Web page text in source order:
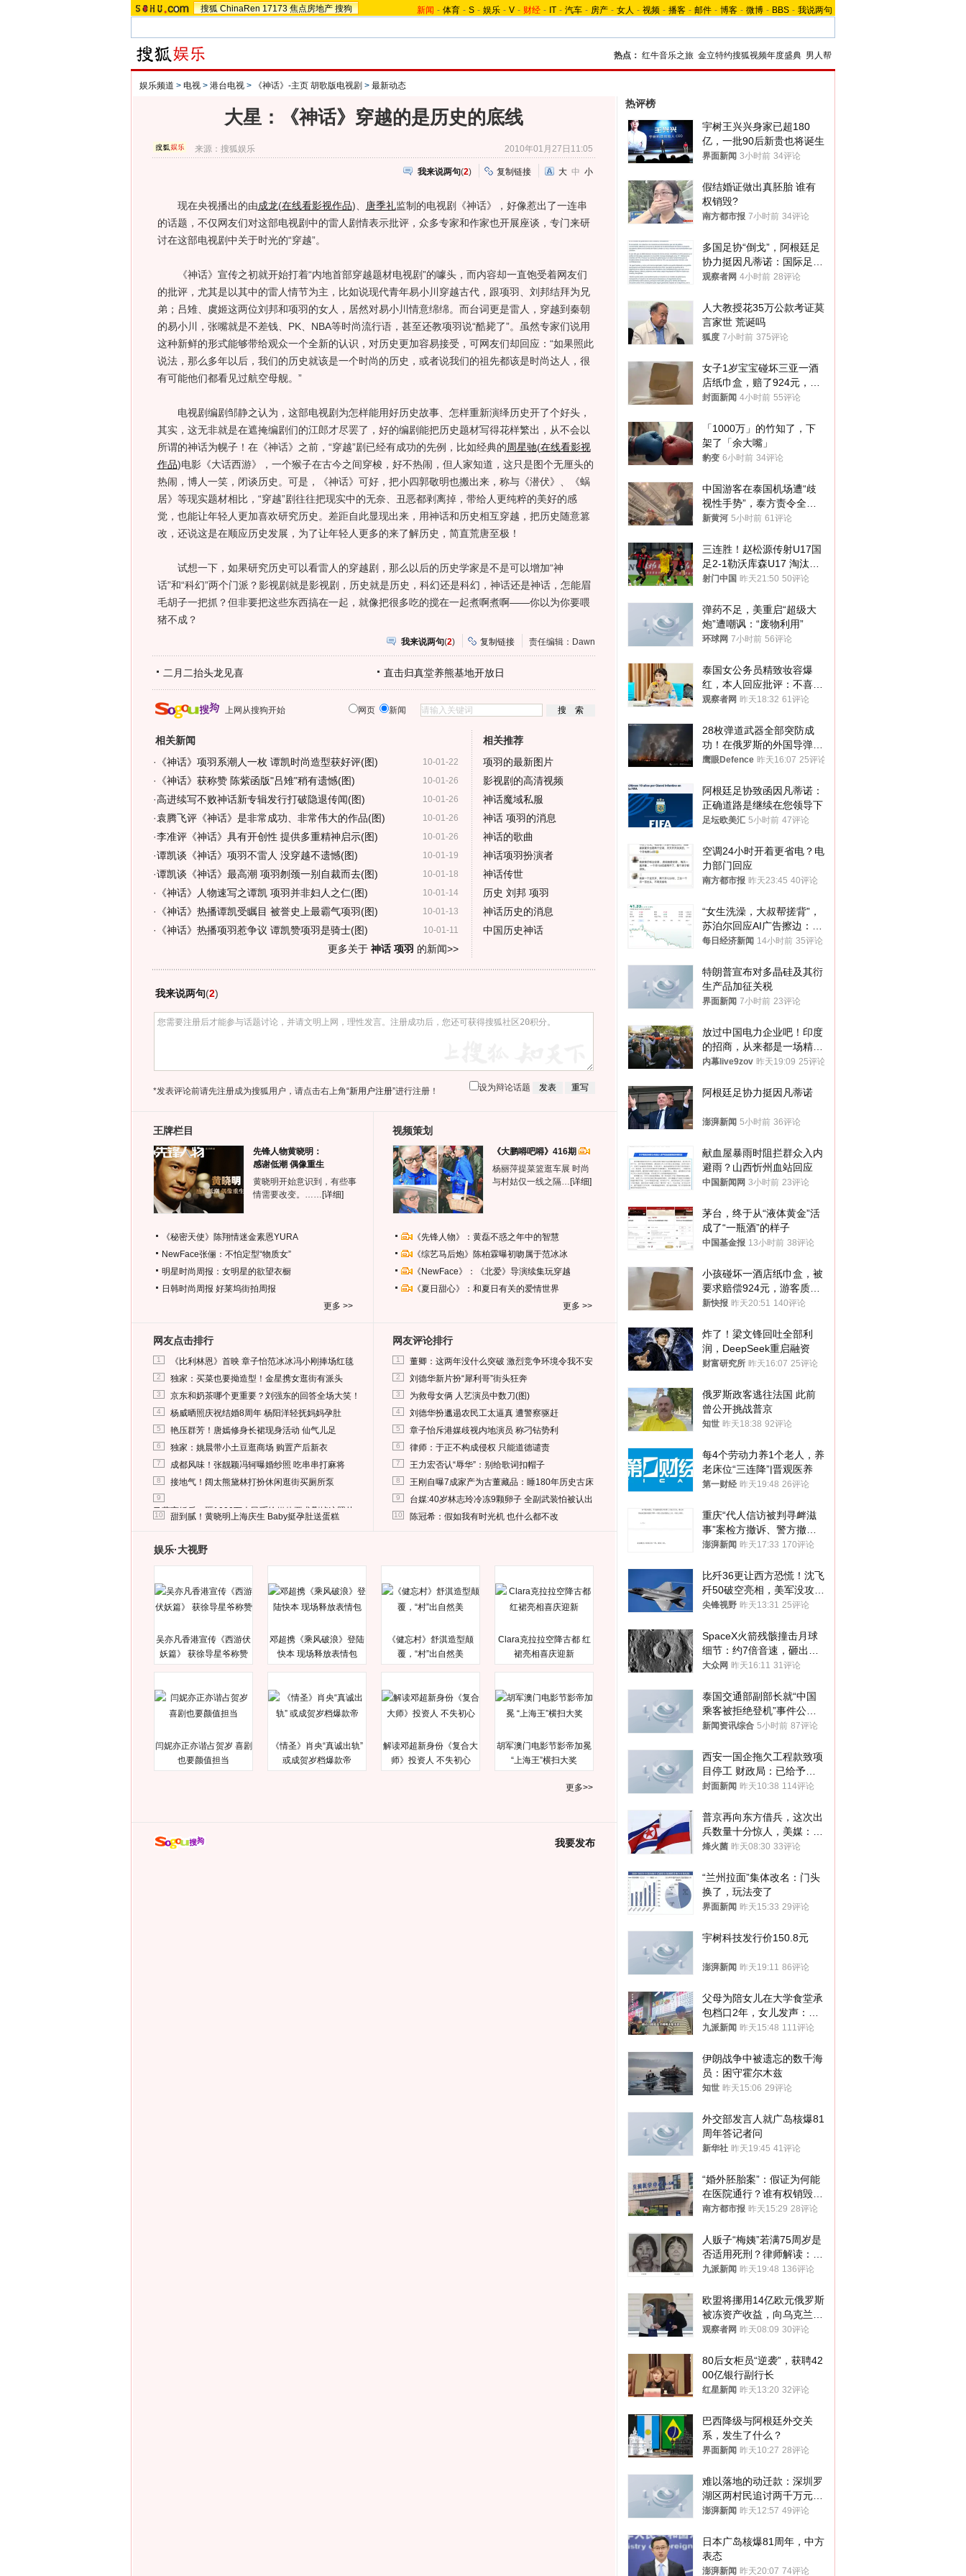
搜狐 ChinaRen 17173 焦点房地产 搜狗 新闻 - 体育 - S - 娱乐 - V - 财经 - IT - 汽车 - 房产 - 女人 - 视频 - 播客 - 邮件 - 博客 - 微博 - BBS - 我说两句
热点： 红牛音乐之旅 金立特约搜狐视频年度盛典 男人帮
娱乐频道 > 电视 > 港台电视 > 《神话》-主页 胡歌版电视剧 > 最新动态
大星：《神话》穿越的是历史的底线
来源：搜狐娱乐 2010年01月27日11:05
我来说两句(2) 复制链接 大 中 小
现在央视播出的由成龙(在线看影视作品) 唐季礼监制的电视剧《神话》，好像惹出了一连串
的话题，不仅网友们对这部电视剧中的雷人剧情表示批评，众多专家和作家也开展座谈，专门来研
讨在这部电视剧中关于时光的“穿越”。
《神话》宣传之初就开始打着“内地首部穿越题材电视剧”的噱头，而内容却一直饱受着网友们
的批评，尤其是以其中的雷人情节为主，比如说现代青年易小川穿越古代，跟项羽、刘邦结拜为兄
弟；吕雉、虞姬这两位刘邦和项羽的女人，居然对易小川情意绵绵。而台词更是雷人，穿越到秦朝
的易小川，张嘴就是不差钱、PK、NBA等时尚流行语，甚至还教项羽说“酷毙了”。虽然专家们说用
这种新鲜的形式能够带给观众一个全新的认识，对历史更加容易接受，可网友们却回应：“如果照此
说法，那么多年以后，我们的历史就该是一个时尚的历史，或者说我们的祖先都该是时尚达人，很
有可能他们都看见过航空母舰。”
电视剧编剧邹静之认为，这部电视剧为怎样能用好历史故事、怎样重新演绎历史开了个好头，
其实，这无非就是在遮掩编剧们的江郎才尽罢了，好的编剧能把历史题材写得花样繁出，从不会以
所谓的神话为幌子！在《神话》之前，“穿越”剧已经有成功的先例，比如经典的周星驰(在线看影视
作品)电影《大话西游》，一个猴子在古今之间穿梭，好不热闹，但人家知道，这只是图个无厘头的
热闹，博人一笑，闭谈历史。可是，《神话》可好，把小四郭敬明也搬出来，称与《潜伏》、《蜗
居》等现实题材相比，“穿越”剧往往把现实中的无奈、丑恶都剥离掉，带给人更纯粹的美好的感
觉，也能让年轻人更加喜欢研究历史。差距自此显现出来，用神话和历史相互穿越，把历史随意篡
改，还说这是在顺应历史发展，为了让年轻人更多的来了解历史，简直荒唐至极！
试想一下，如果研究历史可以看雷人的穿越剧，那么以后的历史学家是不是可以增加“神
话”和“科幻”两个门派？影视剧就是影视剧，历史就是历史，科幻还是科幻，神话还是神话，怎能眉
毛胡子一把抓？但非要把这些东西搞在一起，就像把很多吃的搅在一起煮啊煮啊——你以为你要喂
猪不成？
我来说两句(2) 复制链接 责任编辑：Dawn
二月二抬头龙见喜 直击归真堂养熊基地开放日
上网从搜狗开始 网页 新闻
相关新闻
10-01-22
· 《神话》项羽系潮人一枚 谭凯时尚造型获好评(图)
10-01-26
· 《神话》获称赞 陈紫函版"吕雉"稍有遗憾(图)
10-01-26
·高进续写不败神话新专辑发行打破隐退传闻(图)
10-01-26
·袁腾飞评《神话》是非常成功、非常伟大的作品(图)
10-01-26
·李准评《神话》具有开创性 提供多重精神启示(图)
10-01-19
·谭凯谈《神话》项羽不雷人 没穿越不遗憾(图)
10-01-18
·谭凯谈《神话》最高潮 项羽刎颈一别自裁而去(图)
10-01-14
· 《神话》人物速写之谭凯 项羽并非妇人之仁(图)
10-01-13
· 《神话》热播谭凯受瞩目 被誉史上最霸气项羽(图)
10-01-11
· 《神话》热播项羽惹争议 谭凯赞项羽是骑士(图)
更多关于 神话 项羽 的新闻>>
相关推荐
项羽的最新图片
影视剧的高清视频
神话魔域私服
神话 项羽的消息
神话的歌曲
神话项羽扮演者
神话传世
历史 刘邦 项羽
神话历史的消息
中国历史神话
我来说两句(2)
*发表评论前请先注册成为搜狐用户，请点击右上角“新用户注册”进行注册！ 设为辩论话题
王牌栏目
先锋人物黄晓明：
感谢低潮 偶像重生
黄晓明开始意识到，有些事
情需要改变。…… [详细]
《秘密天使》陈翔情迷金素恩YURA
NewFace张俪：不怕定型“物质女”
明星时尚周报：女明星的欲望衣橱
日韩时尚周报 好莱坞街拍周报
更多 >>
视频策划
《大鹏嘚吧嘚》416期
杨丽萍提菜篮逛车展 时尚
与村姑仅一线之隔… [详细]
《先锋人物》：黄磊不惑之年中的智慧
《综艺马后炮》陈柏霖曝初吻属于范冰冰
《NewFace》：《北爱》导演续集玩穿越
《夏日甜心》：和夏日有关的爱情世界
更多 >>
网友点击排行
1 《比利林恩》首映 章子怡范冰冰冯小刚捧场红毯
2 独家：买菜也要拗造型！金星携女逛街有派头
3 京东和奶茶哪个更重要？刘强东的回答全场大笑！
4 杨威晒照庆祝结婚8周年 杨阳洋轻抚妈妈孕肚
5 艳压群芳！唐嫣修身长裙现身活动 仙气儿足
6 独家：姚晨带小土豆逛商场 购置产后新衣
7 成都风味！张靓颖冯轲曝婚纱照 吃串串打麻将
8 接地气！阔太熊黛林打扮休闲逛街买厕所泵
9
马蓉离婚后，砸1000万人民币给媒体要求删掉这照片
10 甜到腻！黄晓明上海庆生 Baby挺孕肚送蛋糕
网友评论排行
1 董卿：这两年没什么突破 激烈竞争环境令我不安
2 刘德华新片扮“犀利哥”街头狂奔
3 为救母女俩 人艺演员中数刀(图)
4 刘德华扮邋遢农民工太逼真 遭警察驱赶
5 章子怡斥港媒歧视内地演员 称刁钻势利
6 律师：于正不构成侵权 只能道德谴责
7 王力宏否认“辱华”：别给歌词扣帽子
8 王刚自曝7成家产为古董藏品：睡180年历史古床
9 台媒:40岁林志玲冷冻9颗卵子 全副武装怕被认出
10 陈冠希：假如我有时光机 也什么都不改
娱乐·大视野
吴亦凡香港宣传《西游伏
妖篇》 获徐导星爷称赞
邓超携《乘风破浪》登陆
快本 现场释放表情包
《健忘村》舒淇造型颠
覆，“村”出自然美
Clara克拉拉空降古都 红
裙亮相喜庆迎新
闫妮亦正亦谐占贺岁 喜剧
也要颜值担当
《情圣》肖央“真诚出轨”
或成贺岁档爆款帝
解读邓超新身份《复合大
师》投资人 不失初心
胡军澳门电影节影帝加冕
“上海王”横扫大奖
更多>>
我要发布
热评榜
宇树王兴兴身家已超180
亿，一批90后新贵也将诞生
界面新闻 3小时前 34评论
假结婚证做出真胚胎 谁有
权销毁?
南方都市报 7小时前 34评论
多国足协“倒戈”，阿根廷足
协力挺因凡蒂诺：国际足联
今后应继续在其领导下前行
观察者网 4小时前 28评论
人大教授花35万公款考证莫
言家世 荒诞吗
狐度 7小时前 375评论
女子1岁宝宝碰坏三亚一酒
店纸巾盒，赔了924元，发
帖吐槽后酒店退还一半的
封面新闻 4小时前 55评论
「1000万」的竹知了，下
架了「余大嘴」
豹变 6小时前 34评论
中国游客在泰国机场遭“歧
视性手势”，泰方责令全面
调查，对责任人采取最严厉
新黄河 5小时前 61评论
三连胜！赵松源传射U17国
足2-1勒沃库森U17 淘汰赛
将战河床
射门中国 昨天21:50 50评论
弹药不足，美重启“超级大
炮”遭嘲讽：“废物利用”
环球网 7小时前 56评论
泰国女公务员精致妆容爆
红，本人回应批评：不喜欢
就别看
观察者网 昨天18:32 61评论
28枚弹道武器全部突防成
功！在俄罗斯的外国导弹发
射车都是合法打击目标
鹰眼Defence 昨天16:07 25评论
阿根廷足协致函因凡蒂诺：
正确道路是继续在您领导下
足坛欧美汇 5小时前 47评论
空调24小时开着更省电？电
力部门回应
南方都市报 昨天23:45 40评论
“女生洗澡，大叔帮搓背”，
苏泊尔回应AI广告擦边：视
频全下架，已强化内容管理
每日经济新闻 14小时前 35评论
特朗普宣布对多晶硅及其衍
生产品加征关税
界面新闻 7小时前 23评论
放过中国电力企业吧！印度
的招商，从来都是一场精准
收割
内幕live9zov 昨天19:09 25评论
阿根廷足协力挺因凡蒂诺
澎湃新闻 5小时前 36评论
献血屋暴雨时阻拦群众入内
避雨？山西忻州血站回应
中国新闻网 3小时前 23评论
茅台，终于从“液体黄金”活
成了“一瓶酒”的样子
中国基金报 13小时前 38评论
小孩碰坏一酒店纸巾盒，被
要求赔偿924元，游客质疑
酒店房客物品超高标价，市
新快报 昨天20:51 140评论
炸了！梁文锋回吐全部利
润，DeepSeek重启融资
财富研究所 昨天16:07 25评论
俄罗斯政客逃往法国 此前
曾公开挑战普京
知世 昨天18:38 92评论
每4个劳动力养1个老人，养
老床位“三连降”|晋观医养
第一财经 昨天19:48 26评论
重庆“代人信访被判寻衅滋
事”案检方撤诉、警方撤
案，两被告人获国赔
澎湃新闻 昨天17:33 170评论
比歼36更让西方恐慌！沈飞
歼50破空亮相，美军没攻克
的技术被拿下
尖锋视野 昨天13:31 25评论
SpaceX火箭残骸撞击月球
细节：约7倍音速，砸出直
径约30米撞击坑
大众网 昨天16:11 31评论
泰国交通部副部长就“中国
乘客被拒绝登机”事件公开
表态
新闻资讯综合 5小时前 87评论
西安一国企拖欠工程款致项
目停工 财政局：已给予处
分，正督促整改
封面新闻 昨天10:38 114评论
普京再向东方借兵，这次出
兵数量十分惊人，美媒：俄
朝要动真格？
烽火菌 昨天08:30 33评论
“兰州拉面”集体改名：门头
换了，玩法变了
界面新闻 昨天15:33 29评论
宇树科技发行价150.8元
澎湃新闻 昨天19:11 86评论
父母为陪女儿在大学食堂承
包档口2年，女儿发声：初
衷是为了陪伴，毕业后将不
九派新闻 昨天15:48 111评论
伊朗战争中被遗忘的数千海
员：困守霍尔木兹
知世 昨天15:06 29评论
外交部发言人就广岛核爆81
周年答记者问
新华社 昨天19:45 41评论
“婚外胚胎案”：假证为何能
在医院通行？谁有权销毁胚
胎？
南方都市报 昨天15:29 28评论
人贩子“梅姨”若满75周岁是
否适用死刑？律师解读：很
大概率不会被判处死刑
九派新闻 昨天19:48 136评论
欧盟将挪用14亿欧元俄罗斯
被冻资产收益，向乌克兰提
供援助
观察者网 昨天08:09 30评论
80后女柜员“逆袭”，获聘42
00亿银行副行长
红星新闻 昨天13:20 32评论
巴西降级与阿根廷外交关
系，发生了什么？
界面新闻 昨天10:27 28评论
难以落地的动迁款：深圳罗
湖区两村民追讨两千万元动
迁款八年未果
澎湃新闻 昨天12:57 49评论
日本广岛核爆81周年，中方
表态
澎湃新闻 昨天20:07 74评论